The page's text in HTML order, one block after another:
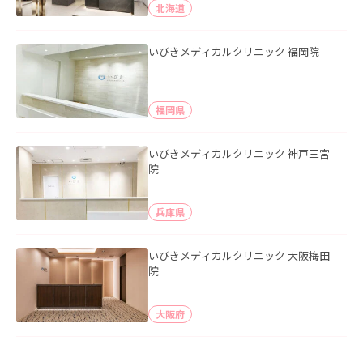
北海道
いびきメディカルクリニック 福岡院
福岡県
いびきメディカルクリニック 神戸三宮
院
兵庫県
いびきメディカルクリニック 大阪梅田
院
大阪府